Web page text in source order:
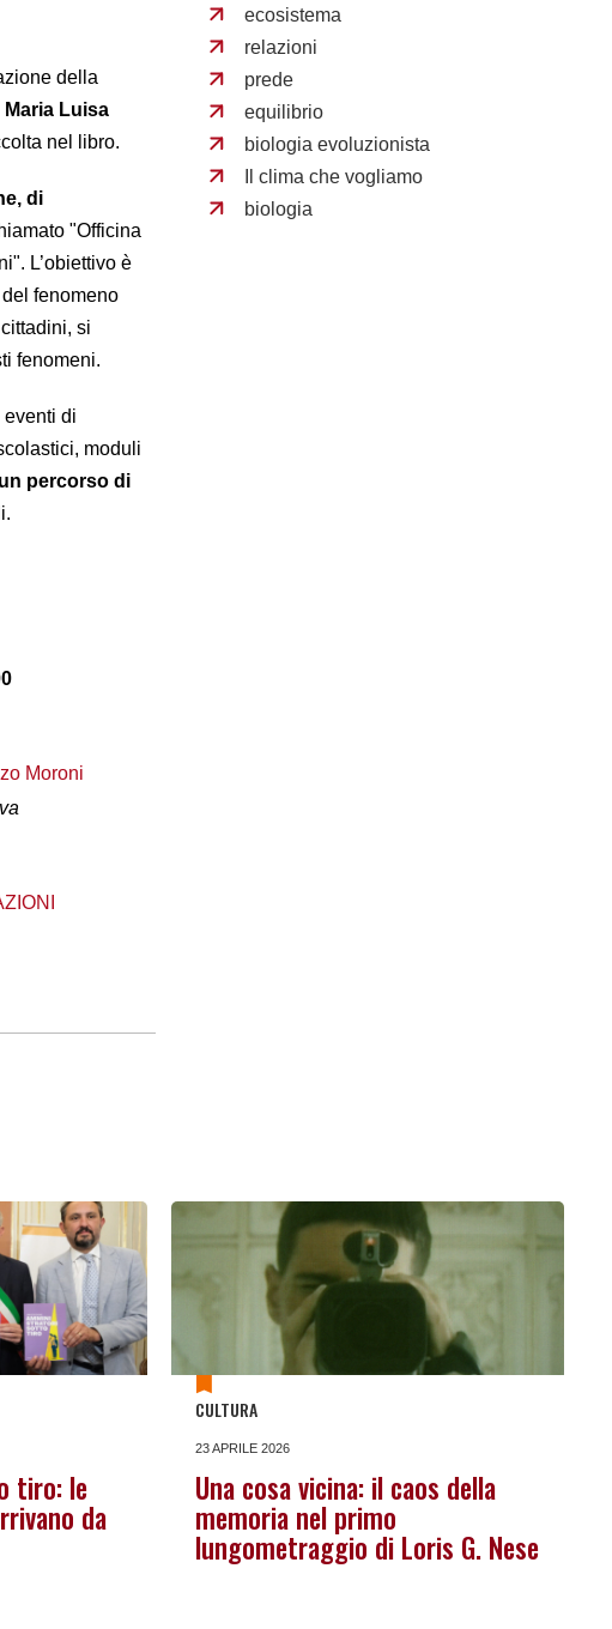
della
Maria Luisa
nel libro.
di
"Officina
L’obiettivo è
fenomeno
si
fenomeni.
eventi di
moduli
un percorso di
Moroni
ecosistema
relazioni
prede
equilibrio
biologia evoluzionista
Il clima che vogliamo
biologia
tiro: le
da
CULTURA
23 APRILE 2026
Una cosa vicina: il caos della
memoria nel primo
lungometraggio di Loris G. Nese